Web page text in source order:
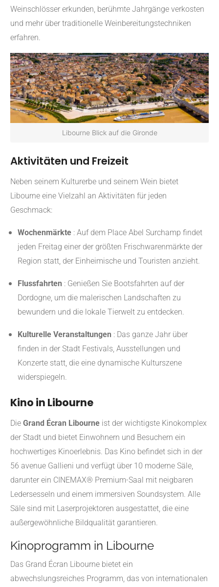
Weinschlösser erkunden, berühmte Jahrgänge verkosten
und mehr über traditionelle Weinbereitungstechniken
erfahren.
Libourne Blick auf die Gironde
Aktivitäten und Freizeit
Neben seinem Kulturerbe und seinem Wein bietet
Libourne eine Vielzahl an Aktivitäten für jeden
Geschmack:
Wochenmärkte : Auf dem Place Abel Surchamp findet
jeden Freitag einer der größten Frischwarenmärkte der
Region statt, der Einheimische und Touristen anzieht.
Flussfahrten : Genießen Sie Bootsfahrten auf der
Dordogne, um die malerischen Landschaften zu
bewundern und die lokale Tierwelt zu entdecken.
Kulturelle Veranstaltungen : Das ganze Jahr über
finden in der Stadt Festivals, Ausstellungen und
Konzerte statt, die eine dynamische Kulturszene
widerspiegeln.
Kino in Libourne
Die Grand Écran Libourne ist der wichtigste Kinokomplex
der Stadt und bietet Einwohnern und Besuchern ein
hochwertiges Kinoerlebnis. Das Kino befindet sich in der
56 avenue Gallieni und verfügt über 10 moderne Säle,
darunter ein CINEMAX® Premium-Saal mit neigbaren
Ledersesseln und einem immersiven Soundsystem. Alle
Säle sind mit Laserprojektoren ausgestattet, die eine
außergewöhnliche Bildqualität garantieren.
Kinoprogramm in Libourne
Das Grand Écran Libourne bietet ein
abwechslungsreiches Programm, das von internationalen